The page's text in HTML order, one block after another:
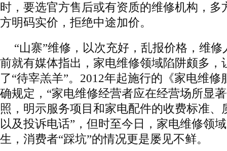
时，要选官方售后或有资质的维修机构，多
方明码实价，拒绝中途加价。
“山寨”维修，以次充好，乱报价格，维
前就有媒体指出，家电维修领域陷阱颇多，
了“待宰羔羊”。2012年起施行的《家电维
确规定，“家电维修经营者应在经营场所显
照，明示服务项目和家电配件的收费标准、
以及投诉电话”，但时至今日，家电维修领
生，消费者“踩坑”的情况更是屡见不鲜。